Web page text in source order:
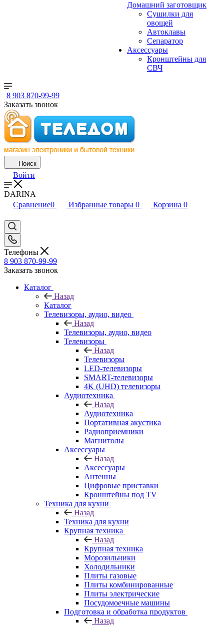
Домашний заготовщик
Сушилки для
овощей
Автоклавы
Сепаратор
Аксессуары
Кронштейны для
СВЧ
8 903 870-99-99
Заказать звонок
Поиск
Войти
DARINA
Сравнение0 Избранные товары 0 Корзина 0
Телефоны
8 903 870-99-99
Заказать звонок
Каталог
Назад
Каталог
Телевизоры, аудио, видео
Назад
Телевизоры, аудио, видео
Телевизоры
Назад
Телевизоры
LED-телевизоры
SMART-телевизоры
4K (UHD) телевизоры
Аудиотехника
Назад
Аудиотехника
Портативная акустика
Радиоприемники
Магнитолы
Аксессуары
Назад
Аксессуары
Антенны
Цифровые приставки
Кронштейны под TV
Техника для кухни
Назад
Техника для кухни
Крупная техника
Назад
Крупная техника
Морозильники
Холодильники
Плиты газовые
Плиты комбинированные
Плиты электрические
Посудомоечные машины
Подготовка и обработка продуктов
Назад